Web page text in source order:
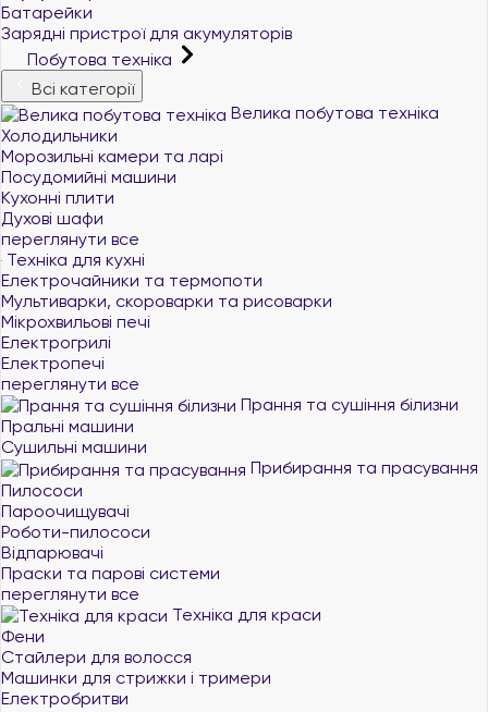
Батарейки
Зарядні пристрої для акумуляторів
Побутова техніка
Всі категорії
Велика побутова техніка
Холодильники
Морозильні камери та ларі
Посудомийні машини
Кухонні плити
Духові шафи
переглянути все
Техніка для кухні
Електрочайники та термопоти
Мультиварки, скороварки та рисоварки
Мікрохвильові печі
Електрогрилі
Електропечі
переглянути все
Прання та сушіння білизни
Пральні машини
Сушильні машини
Прибирання та прасування
Пилососи
Пароочищувачі
Роботи-пилососи
Відпарювачі
Праски та парові системи
переглянути все
Техніка для краси
Фени
Стайлери для волосся
Машинки для стрижки і тримери
Електробритви